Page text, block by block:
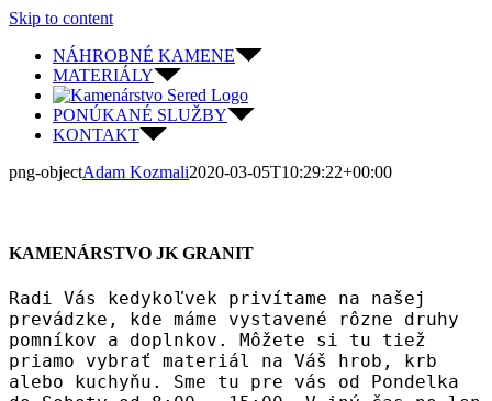
Skip to content
NÁHROBNÉ KAMENE
MATERIÁLY
PONÚKANÉ SLUŽBY
KONTAKT
png-objectAdam Kozmali2020-03-05T10:29:22+00:00
KAMENÁRSTVO JK GRANIT
Radi Vás kedykoľvek privítame na našej
prevádzke, kde máme vystavené rôzne druhy
pomníkov a doplnkov. Môžete si tu tiež
priamo vybrať materiál na Váš hrob, krb
alebo kuchyňu. Sme tu pre vás od Pondelka